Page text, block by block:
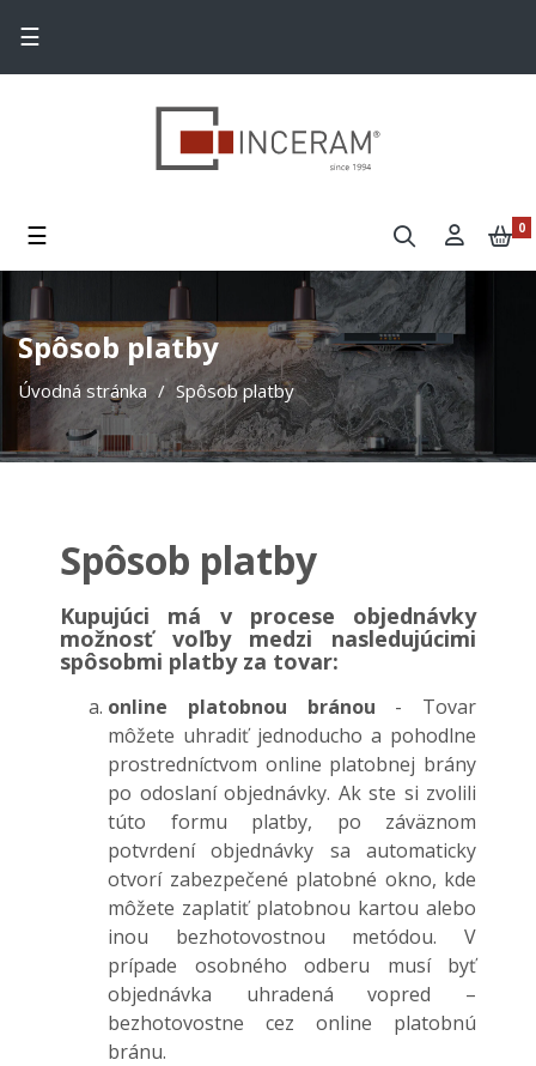
Toggle navigation
☰
Toggle navigation
☰ 0
Spôsob platby
Úvodná stránka Spôsob platby
Spôsob platby
Kupujúci má v procese objednávky
možnosť voľby medzi nasledujúcimi
spôsobmi platby za tovar:
online platobnou bránou - Tovar
môžete uhradiť jednoducho a pohodlne
prostredníctvom online platobnej brány
po odoslaní objednávky. Ak ste si zvolili
túto formu platby, po záväznom
potvrdení objednávky sa automaticky
otvorí zabezpečené platobné okno, kde
môžete zaplatiť platobnou kartou alebo
inou bezhotovostnou metódou. V
prípade osobného odberu musí byť
objednávka uhradená vopred –
bezhotovostne cez online platobnú
bránu.